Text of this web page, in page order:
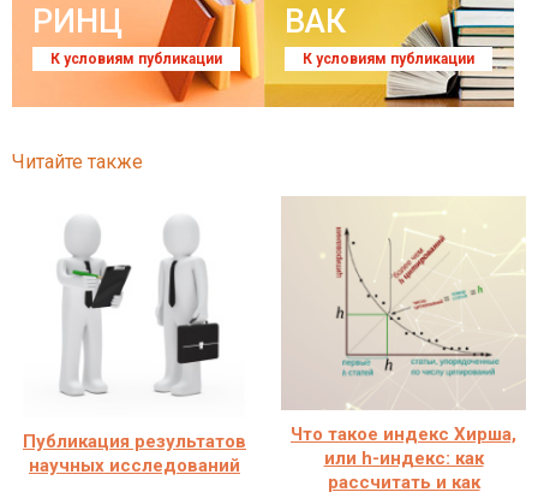
РИНЦ
К условиям публикации
ВАК
К условиям публикации
Читайте также
Публикация результатов
научных исследований
Что такое индекс Хирша,
или h-индекс: как
рассчитать и как